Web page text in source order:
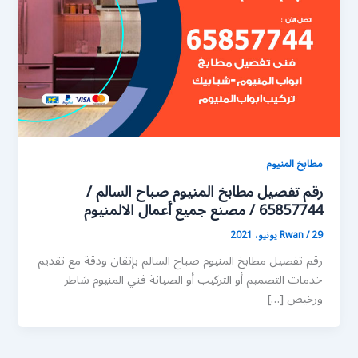
مطابخ المنيوم
رقم تفصيل مطابخ المنيوم صباح السالم /
65857744 / مصنع جميع أعمال الالمنيوم
Rwan/29 يونيو، 2021
رقم تفصيل مطابخ المنيوم صباح السالم بإتقان ودقة مع تقديم
خدمات التصميم أو التركيب أو الصيانة فني المنيوم شاطر
ورخيص […]